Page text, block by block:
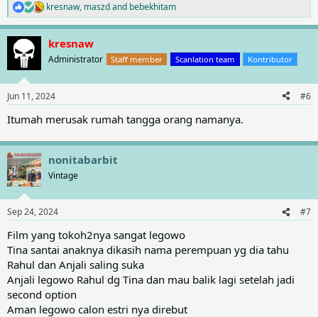
R
e
a
c
t
i
s
:
kresnaw, maszdand bebekhitam
kresnaw
Administrator Staff member Scanlation team Kontributor
Jun 11, 2024 #6
Itumah merusak rumah tangga orang namanya.
nonitabarbit
Vintage
Sep 24, 2024 #7
Film yang tokoh2nya sangat legowo
Tina santai anaknya dikasih nama perempuan yg dia tahu
Rahul dan Anjali saling suka
Anjali legowo Rahul dg Tina dan mau balik lagi setelah jadi
second option
Aman legowo calon estri nya direbut